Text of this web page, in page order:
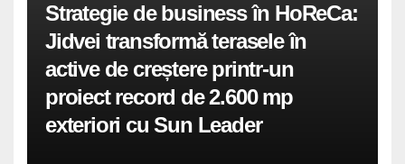
Strategie de business în HoReCa:
Jidvei transformă terasele în
active de creștere printr-un
proiect record de 2.600 mp
exteriori cu Sun Leader